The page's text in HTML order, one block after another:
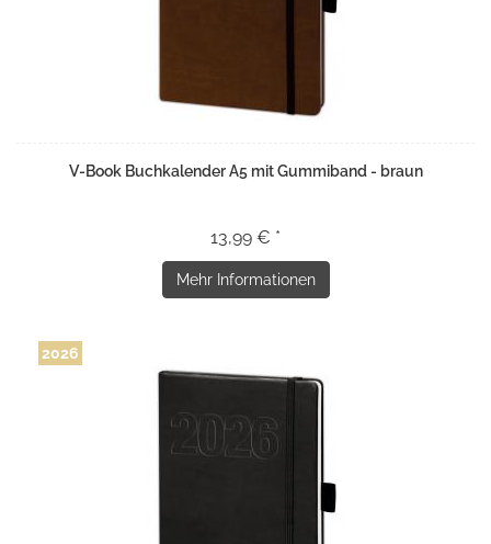
V-Book Buchkalender A5 mit Gummiband - braun
13,99 € *
Mehr Informationen
2026